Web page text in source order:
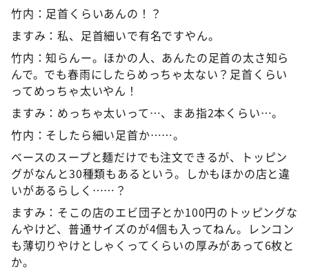
竹内：足首くらいあんの！？
ますみ：私、足首細いで有名ですやん。
竹内：知らんー。ほかの人、あんたの足首の太さ知ら
んで。でも春雨にしたらめっちゃ太ない？足首くらい
ってめっちゃ太いやん！
ますみ：めっちゃ太いって…、まあ指2本くらい…。
竹内：そしたら細い足首か……。
ベースのスープと麺だけでも注文できるが、トッピン
グがなんと30種類もあるという。しかもほかの店と違
いがあるらしく……？
ますみ：そこの店のエビ団子とか100円のトッピングな
んやけど、普通サイズのが4個も入ってねん。レンコン
も薄切りやけとしゃくってくらいの厚みがあって6枚と
か。